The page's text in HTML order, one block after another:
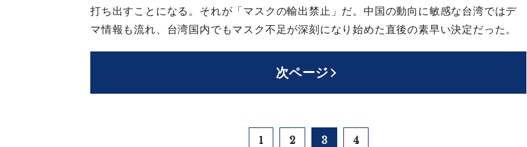
打ち出すことになる。それが「マスクの輸出禁止」だ。中国の動向に敏感な台湾ではデ
マ情報も流れ、台湾国内でもマスク不足が深刻になり始めた直後の素早い決定だった。
次ページ
1 2 3 4